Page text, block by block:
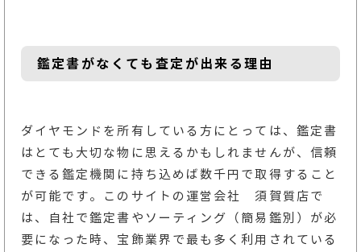
鑑定書がなくても査定が出来る理由
ダイヤモンドを所有している方にとっては、鑑定書
はとても大切な物に思えるかもしれませんが、信頼
できる鑑定機関に持ち込めば数千円で取得すること
が可能です。このサイトの運営会社 須賀質店で
は、自社で鑑定書やソーティング（簡易鑑別）が必
要になった時、宝飾業界で最も多く利用されている